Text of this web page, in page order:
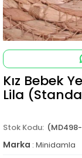
Kız Bebek
Lila
Marka : Minidamla